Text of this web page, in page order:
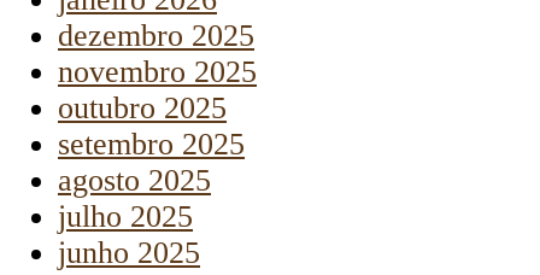
dezembro 2025
novembro 2025
outubro 2025
setembro 2025
agosto 2025
julho 2025
junho 2025